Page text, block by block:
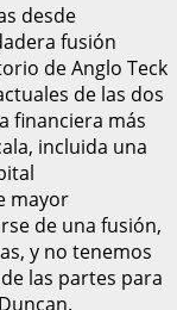
desde
fusión
de Anglo Teck
de las dos
financiera más
incluida una
mayor
de una fusión,
y no tenemos
las partes para